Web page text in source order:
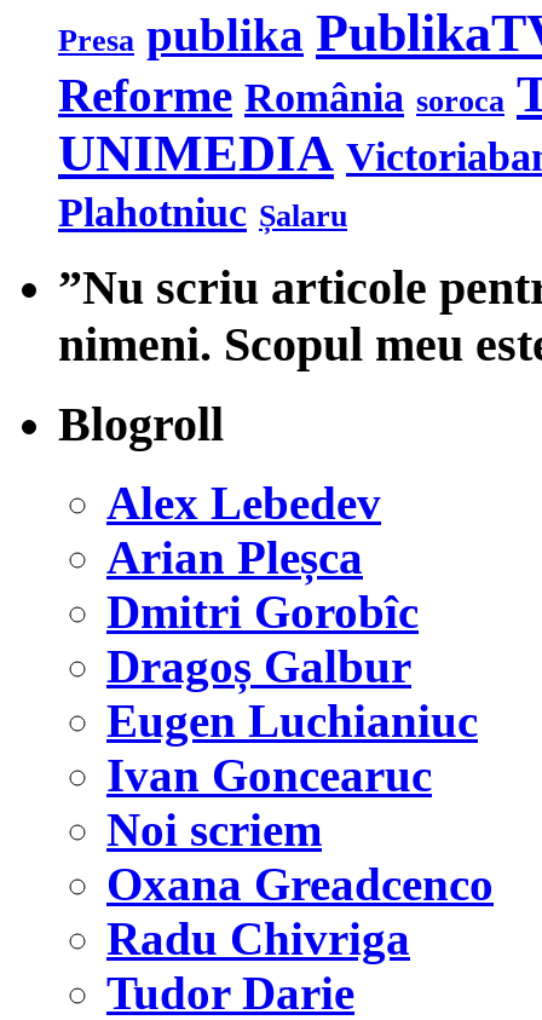
Presa publika
Reforme România soroca
UNIMEDIA
Plahotniuc Șalaru
”Nu scriu articole
nimeni. Scopul meu
Blogroll
Alex Lebedev
Arian Pleșca
Dmitri Gorobîc
Dragoș Galbur
Eugen Luchianiuc
Ivan Goncearuc
Noi scriem
Oxana Greadcenco
Radu Chivriga
Tudor Darie